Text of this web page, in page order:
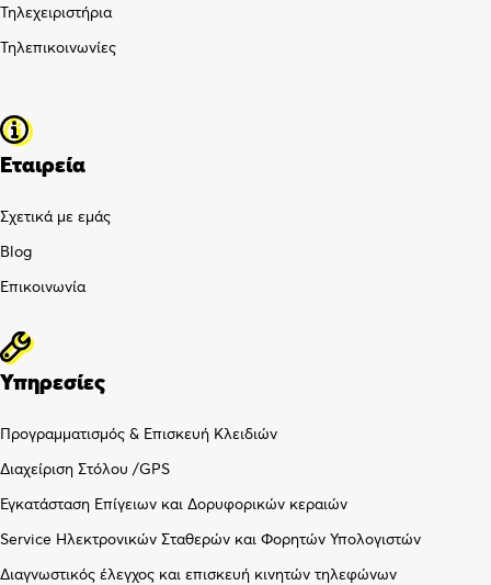
Τηλεχειριστήρια
Τηλεπικοινωνίες
Εταιρεία
Σχετικά με εμάς
Blog
Επικοινωνία
Υπηρεσίες
Προγραμματισμός & Επισκευή Κλειδιών
Διαχείριση Στόλου /GPS
Εγκατάσταση Επίγειων και Δορυφορικών κεραιών
Service Ηλεκτρονικών Σταθερών και Φορητών Υπολογιστών
Διαγνωστικός έλεγχος και επισκευή κινητών τηλεφώνων